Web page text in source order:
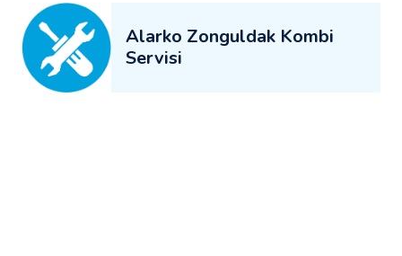
Alarko Zonguldak Kombi
Servisi